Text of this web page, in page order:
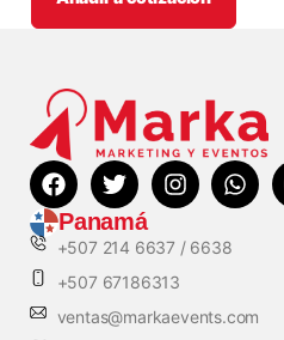
Panamá
+507 214 6637 / 6638
+507 67186313
ventas@markaevents.com